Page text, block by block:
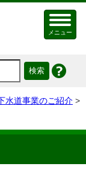
メニュー
水道事業のご紹介 >